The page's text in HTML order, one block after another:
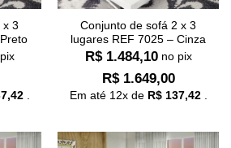
x 3
.
Conjunto de sofá 2 x 3
lugares REF 7025 – Cinza
R$1.484,10 no pix
R$1.649,00
Em até 12x de R$137,42.